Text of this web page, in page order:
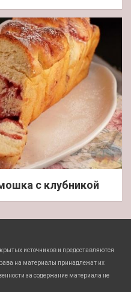
с клубникой
источников и предоставляются
на материалы принадлежат их
за содержание материала не